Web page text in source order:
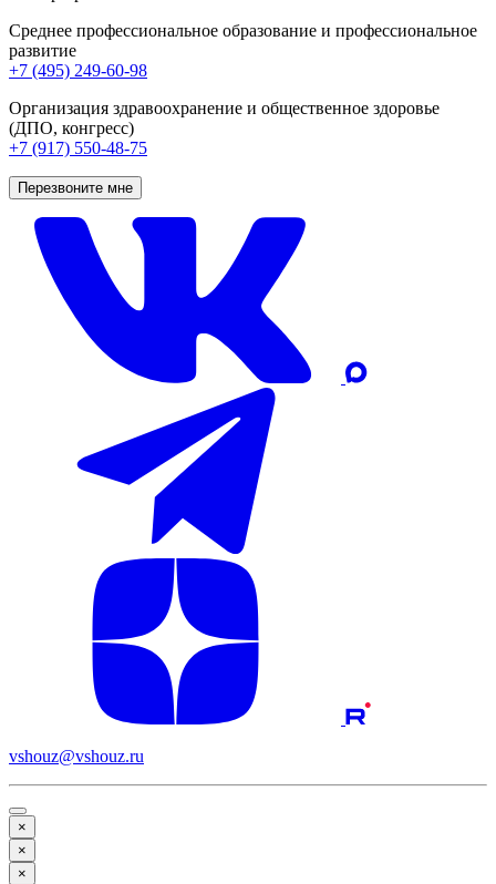
Среднее профессиональное образование и профессиональное
развитие
+7 (495) 249-60-98
Организация здравоохранение и общественное здоровье
(ДПО, конгресс)
+7 (917) 550-48-75
Перезвоните мне
vshouz@vshouz.ru
×
×
×